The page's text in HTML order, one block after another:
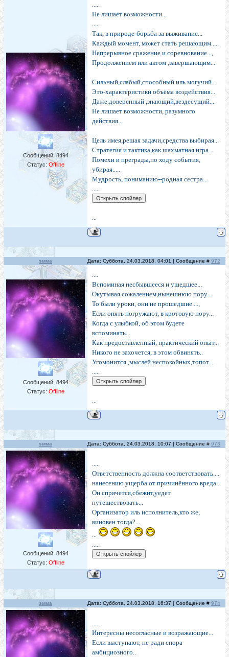
Сообщений: 8494
Статус: Offline
.....
Не лишает возможности...
.....
Так, в природе-борьба за выживание...
Каждый момент, может стать решающим.....
Непрерывное сражение и соревнование...,
Продолжением или актом ,завершающим...
Сильный,слабый,способный иль могучий...
Это-характеристики объёма воздействия...
Даже,доверенный ,знающий,вездесущий....
Не лишает возможности, разумного
действия...
Цель имея,решая задачи,средства выбирая...
Стратегия и тактика,как шахматная игра...
Помехи и преграды,по ходу события,
убирая.....
Мудрость, пониманию--родная сестра...
.....
...
эмма Дата: Суббота, 24.03.2018, 04:01 | Сообщение # 972
Сообщений: 8494
Статус: Offline
....
Вспоминая несбывшееся и ушедшее...
Окутывая сожалением,нынешнюю пору...
То были уроки, они не прошедшие....,
Если опять погружают, в кротовую нору...
Когда с улыбкой, об этом будете
вспоминать...
Как предоставленный, практический опыт...
Никого не захочется, в этом обвинять..
Угомонится ,мыслей неспокойных,топот...
.....
...
эмма Дата: Суббота, 24.03.2018, 10:07 | Сообщение # 973
Сообщений: 8494
Статус: Offline
.....
Ответственность должна соответствовать....
нанесению ущерба от причинённого вреда...
Он спрячется,сбежит,уедет
путешествовать...
Организатор иль исполнитель,кто же,
виновен тогда?...
...
.....
эмма Дата: Суббота, 24.03.2018, 16:37 | Сообщение # 974
.....
Интересны несогласные и возражающие...
Если выступают, не ради спора
амбициозного..